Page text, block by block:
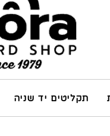
תקליטים יד שניה